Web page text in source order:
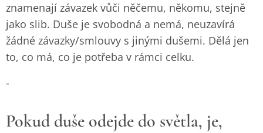
znamenají závazek vůči něčemu, někomu, stejně
jako slib. Duše je svobodná a nemá, neuzavírá
žádné závazky/smlouvy s jinými dušemi. Dělá jen
to, co má, co je potřeba v rámci celku.
-
Pokud duše odejde do světla, je,